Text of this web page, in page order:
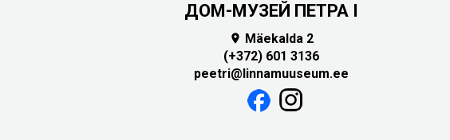
ДОМ-МУЗЕЙ ПЕТРА I
 Mäekalda 2
(+372) 601 3136
peetri@linnamuuseum.ee